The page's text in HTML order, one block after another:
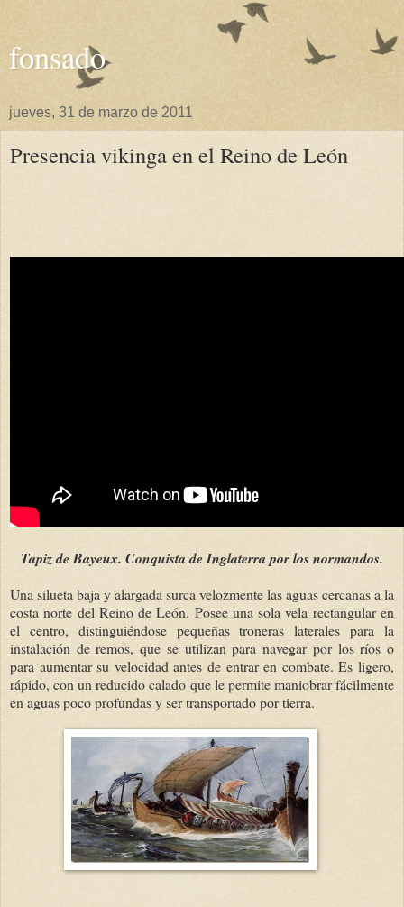
fonsado
jueves, 31 de marzo de 2011
Presencia vikinga en el Reino de León
Tapiz de Bayeux. Conquista de Inglaterra por los normandos.
Una silueta baja y alargada surca velozmente las aguas cercanas a la
costa norte del Reino de León. Posee una sola vela rectangular en
el centro, distinguiéndose pequeñas troneras laterales para la
instalación de remos, que se utilizan para navegar por los ríos o
para aumentar su velocidad antes de entrar en combate. Es ligero,
rápido, con un reducido calado que le permite maniobrar fácilmente
en aguas poco profundas y ser transportado por tierra.